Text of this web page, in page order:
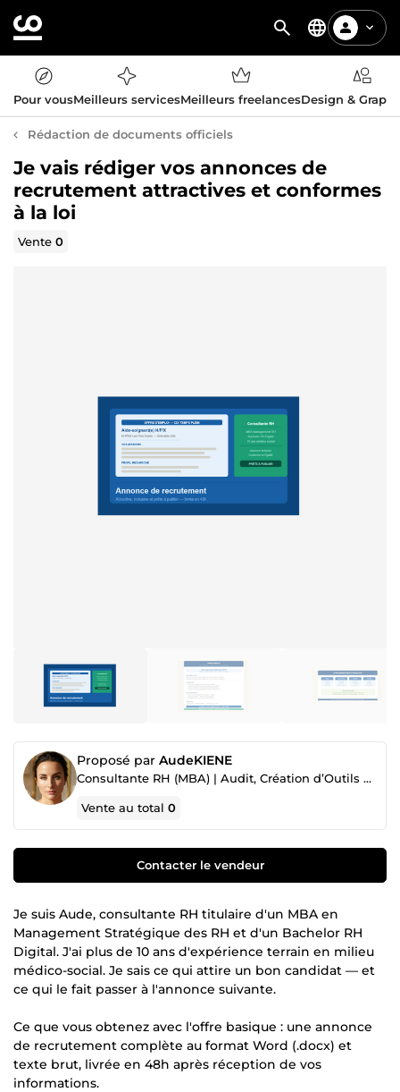
Pour vousMeilleurs servicesMeilleurs freelancesDesign &
Rédaction de documents officiels
Je vais rédiger vos annonces de
recrutement attractives et conformes
à la loi
Vente0
Proposé par AudeKIENE
Consultante RH (MBA) | Audit, Création d’Outils & Stratégie Recrutement
Vente au total0
Contacter le vendeur
Je suis Aude, consultante RH titulaire d'un MBA en
Management Stratégique des RH et d'un Bachelor RH
Digital. J'ai plus de 10 ans d'expérience terrain en milieu
médico-social. Je sais ce qui attire un bon candidat — et
ce qui le fait passer à l'annonce suivante.
Ce que vous obtenez avec l'offre basique : une annonce
de recrutement complète au format Word (.docx) et
texte brut, livrée en 48h après réception de vos
informations.